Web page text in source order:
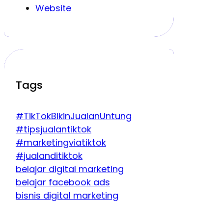
Website
Tags
#TikTokBikinJualanUntung
#tipsjualantiktok
#marketingviatiktok
#jualanditiktok
belajar digital marketing
belajar facebook ads
bisnis digital marketing